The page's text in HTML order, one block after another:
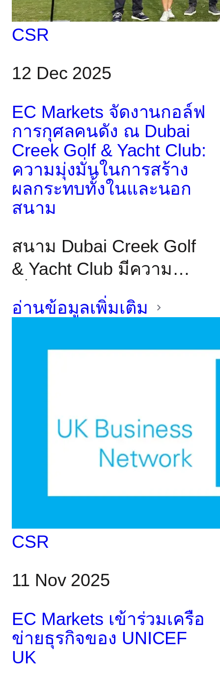
ร่วมทำกิจกรรมภาคปฏิบัติ
เช่น การพาสุนัขเดินเล่น
สมัครและเจ้าหน้าที่
CSR
12 Dec 2025
EC Markets จัดงานกอล์ฟ
การกุศลคนดัง ณ Dubai
Creek Golf & Yacht Club:
ความมุ่งมั่นในการสร้าง
ผลกระทบทั้งในและนอก
สนาม
สนาม Dubai Creek Golf
& Yacht Club มีความ
เชื่อมโยงมาอย่างยาวนาน
กับการแข่งขันระดับโลก
งาน EC Markets
Celebrity Charity Golf
Day ณ สนามแห่งนี้ ได้นำ
มรดกดังกล่าวมาผสาน
อย่างชัดเจนต่อการ
LFC Foundation เป็น
พันธมิตรด้านการกุศลหลัก
ตลอดทั้งวัน
อ่านข้อมูลเพิ่มเติม
CSR
11 Nov 2025
EC Markets เข้าร่วมเครือ
ข่ายธุรกิจของ UNICEF
UK